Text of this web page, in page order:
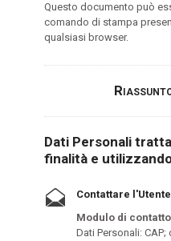
Questo documento può
comando di stampa
qualsiasi browser.
Dati Personali
finalità e
Contattare l'Utente
Modulo di contatto
Dati Personali: